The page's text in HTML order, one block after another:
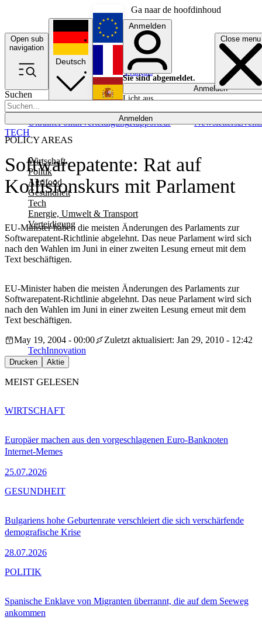
Ga naar de hoofdinhoud
Open sub
navigation
Close menu
Suchen
Anmelden
POLICY AREAS
Wirtschaft
Politik
Agrifood
Gesundheit
Tech
Energie, Umwelt & Transport
Verteidigung
UkrainePolitikVerteidigungRapporteur NewslettersEvents
Deutsch
English
Français
Anmelden
Sie sind abgemeldet.
Anmelden
Licht aus
Softwarepatente: Rat auf
Kollisionskurs mit Parlament
EU-Minister haben die meisten Änderungen des Parlaments zur
Softwarepatent-Richtlinie abgelehnt. Das neue Parlament wird sich
nach den Wahlen im Juni in einer zweiten Lesung erneut mit dem
Text beschäftigen.
TECH
EU-Minister haben die meisten Änderungen des Parlaments zur
Softwarepatent-Richtlinie abgelehnt. Das neue Parlament wird sich
nach den Wahlen im Juni in einer zweiten Lesung erneut mit dem
Text beschäftigen.
May 19, 2004 - 00:00
Zuletzt aktualisiert: Jan 29, 2010 - 12:42
TechInnovation
Drucken Aktie
MEIST GELESEN
Europäer machen aus den vorgeschlagenen Euro-Banknoten
Internet-Memes
25.07.2026
WIRTSCHAFT
Bulgariens hohe Geburtenrate verschleiert die sich verschärfende
demografische Krise
28.07.2026
GESUNDHEIT
Spanische Enklave von Migranten überrannt, die auf dem Seeweg
ankommen
POLITIK